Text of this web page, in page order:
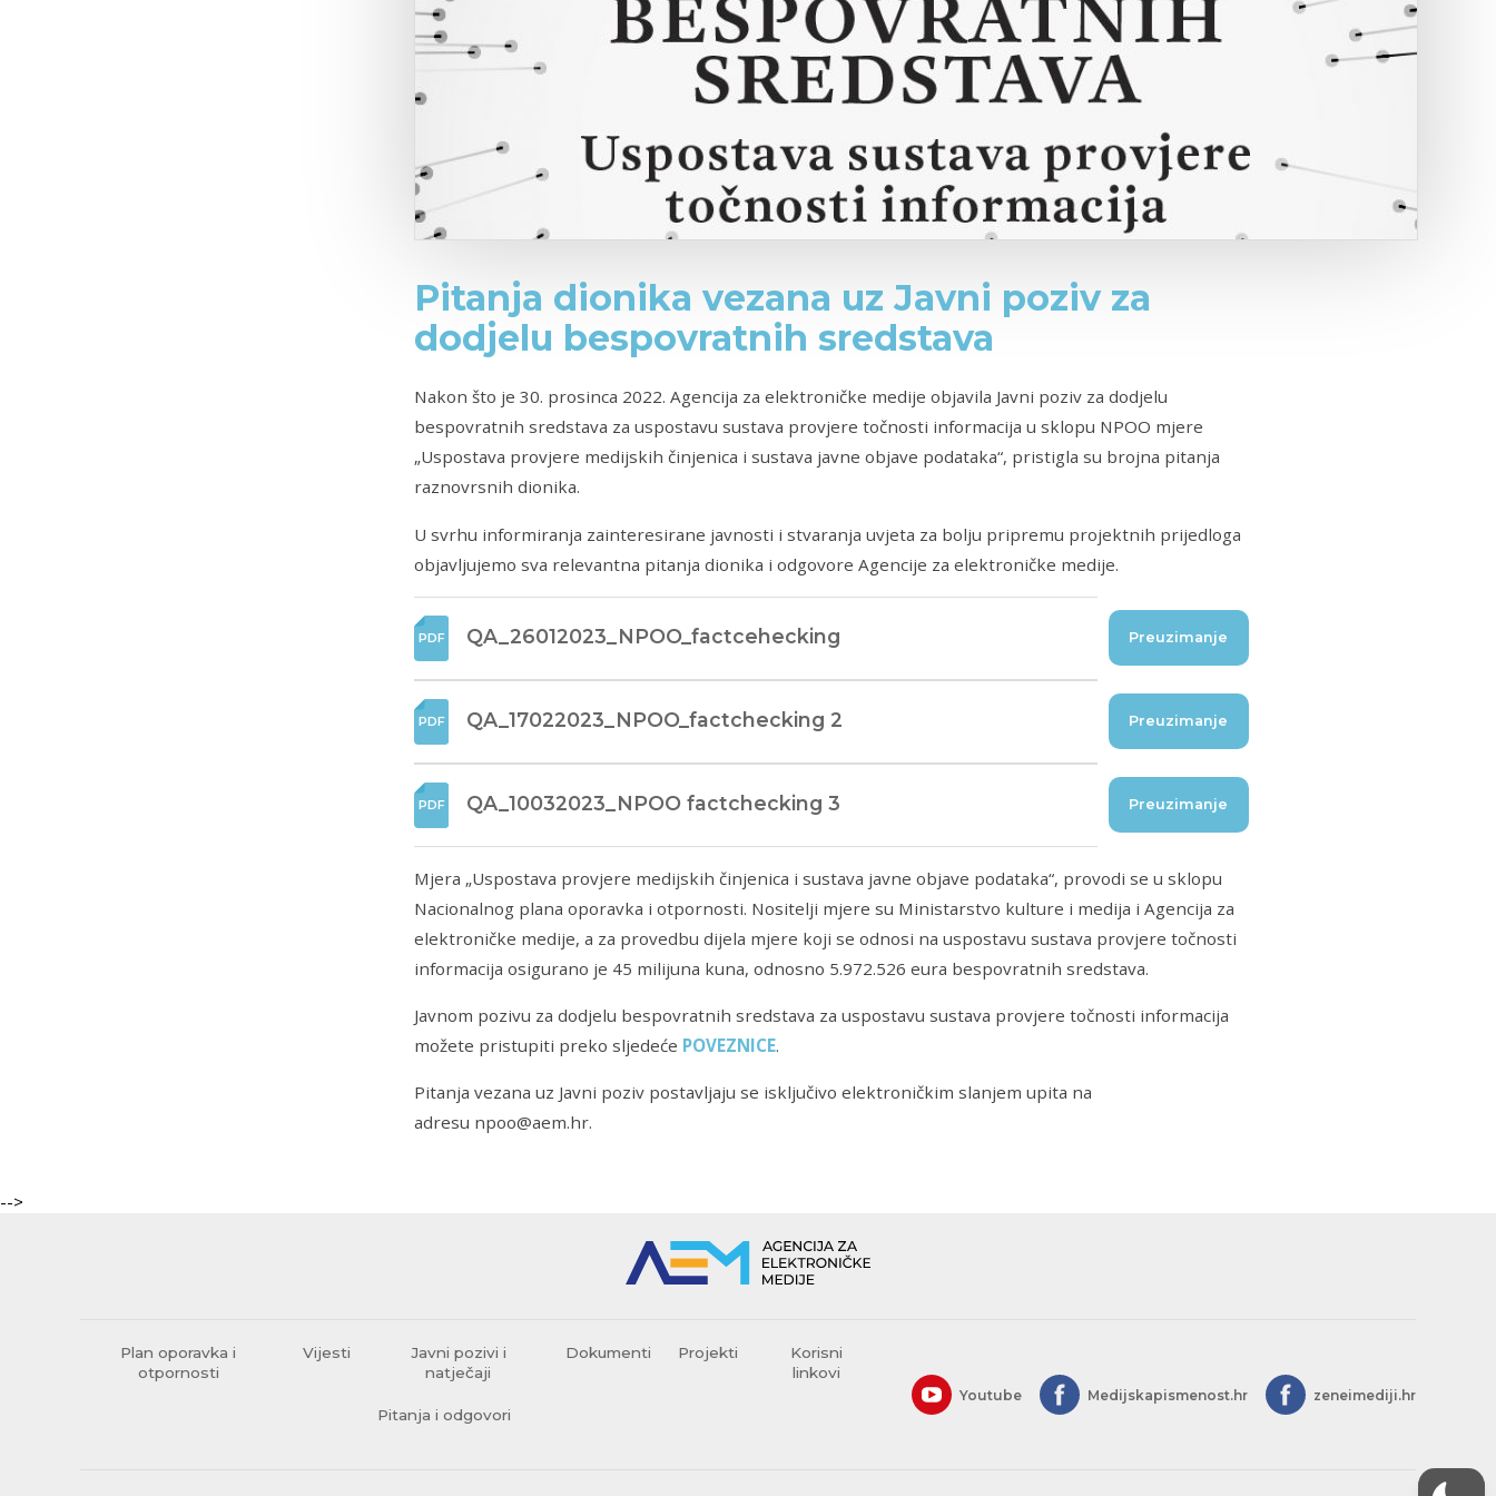
Pitanja dionika vezana uz Javni poziv za
dodjelu bespovratnih sredstava
Nakon što je 30. prosinca 2022. Agencija za elektroničke medije objavila Javni poziv za dodjelu
bespovratnih sredstava za uspostavu sustava provjere točnosti informacija u sklopu NPOO mjere
„Uspostava provjere medijskih činjenica i sustava javne objave podataka“, pristigla su brojna pitanja
raznovrsnih dionika.
U svrhu informiranja zainteresirane javnosti i stvaranja uvjeta za bolju pripremu projektnih prijedloga
objavljujemo sva relevantna pitanja dionika i odgovore Agencije za elektroničke medije.
QA_26012023_NPOO_factcehecking Preuzimanje
QA_17022023_NPOO_factchecking 2 Preuzimanje
QA_10032023_NPOO factchecking 3 Preuzimanje
Mjera „Uspostava provjere medijskih činjenica i sustava javne objave podataka“, provodi se u sklopu
Nacionalnog plana oporavka i otpornosti. Nositelji mjere su Ministarstvo kulture i medija i Agencija za
elektroničke medije, a za provedbu dijela mjere koji se odnosi na uspostavu sustava provjere točnosti
informacija osigurano je 45 milijuna kuna, odnosno 5.972.526 eura bespovratnih sredstava.
Javnom pozivu za dodjelu bespovratnih sredstava za uspostavu sustava provjere točnosti informacija
možete pristupiti preko sljedeće POVEZNICE.
Pitanja vezana uz Javni poziv postavljaju se isključivo elektroničkim slanjem upita na
adresu npoo@aem.hr.
-->
Plan oporavka i
otpornosti
Vijesti
Javni pozivi i
natječaji
Pitanja i odgovori
Dokumenti Projekti
Korisni
linkovi
Youtube Medijskapismenost.hr zeneimediji.hr